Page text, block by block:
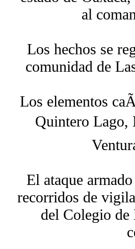
al
Los hechos se
comunidad de
Los elementos
Quintero Lago,
El ataque
recorridos de
del Colegio